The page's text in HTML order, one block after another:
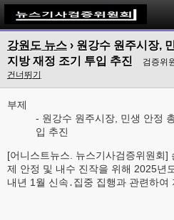
강원도 뉴스 › 원강수 원주시장,
지방 재정 조기 투입 추진
검증위
건너뛰기
부제
- 원강수 원주시장, 민생 안정
입 추진
[어니스트뉴스. 뉴스기사검증위원회]
제 안정 및 내수 진작을 위해 2025년
내년 1월 신속․집중 집행과 관련하여